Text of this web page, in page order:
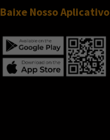
Baixe Nosso Aplicativo